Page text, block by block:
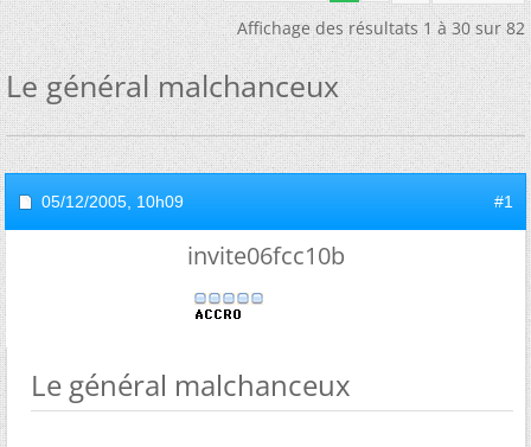
Affichage des résultats 1 à 30 sur 82
Le général malchanceux
05/12/2005, 10h09 #1
invite06fcc10b
Le général malchanceux